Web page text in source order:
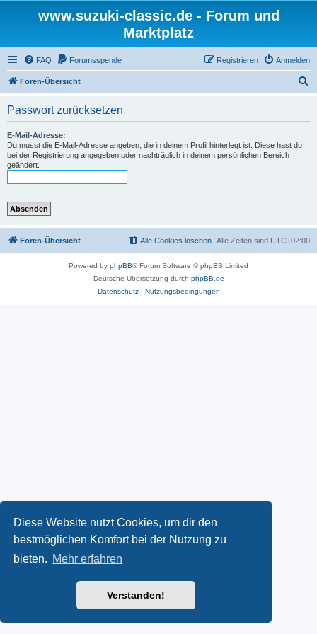
Diese Website nutzt Cookies, um dir den
bestmöglichen Komfort bei der Nutzung zu
bieten. Mehr erfahren
Verstanden!
www.suzuki-classic.de - Forum und
Marktplatz
FAQ Forumsspende Anmelden
Registrieren
Foren-Übersicht
Passwort zurücksetzen
E-Mail-Adresse:
Du musst die E-Mail-Adresse angeben, die in deinem Profil hinterlegt ist. Diese hast du
bei der Registrierung angegeben oder nachträglich in deinem persönlichen Bereich
geändert.
Foren-Übersicht Alle Zeiten sind UTC+02:00
Alle Cookies löschen
Powered by phpBB® Forum Software © phpBB Limited
Deutsche Übersetzung durch phpBB.de
Datenschutz| Nutzungsbedingungen